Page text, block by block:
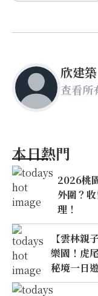
欣建築
查看所
本日熱門
2026桃
外圍？
理！
【雲林親
樂園！虎
秘境一日